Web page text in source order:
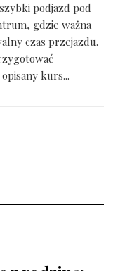
podjazd pod
gdzie ważna
czas przejazdu.
kurs...